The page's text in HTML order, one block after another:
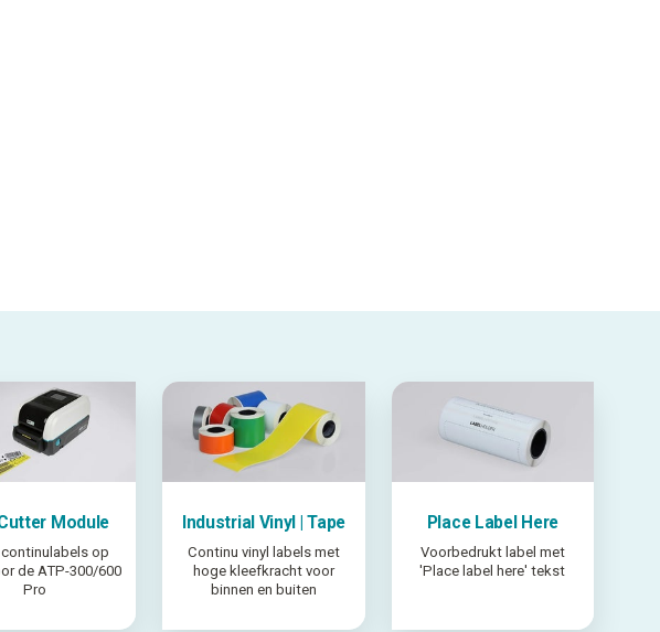
Module
op
de ATP-300/600
Pro
Industrial Vinyl | Tape
Continu vinyl labels met
hoge kleefkracht voor
binnen en buiten
Place Label Here
Voorbedrukt label met
'Place label here' tekst